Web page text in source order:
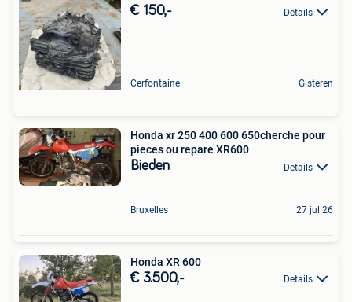
€ 150,- Details
Cerfontaine Gisteren
Honda xr 250 400 600 650cherche pour
pieces ou repare XR600
Bieden Details
Bruxelles 27 jul 26
Honda XR 600
€ 3.500,- Details